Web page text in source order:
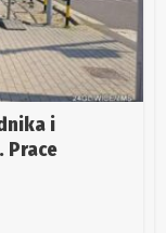
i
Prace